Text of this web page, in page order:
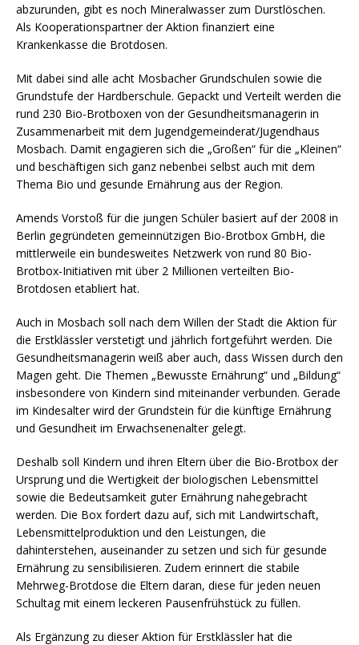
abzurunden, gibt es noch Mineralwasser zum Durstlöschen.
Als Kooperationspartner der Aktion finanziert eine
Krankenkasse die Brotdosen.
Mit dabei sind alle acht Mosbacher Grundschulen sowie die
Grundstufe der Hardberschule. Gepackt und Verteilt werden die
rund 230 Bio-Brotboxen von der Gesundheitsmanagerin in
Zusammenarbeit mit dem Jugendgemeinderat/Jugendhaus
Mosbach. Damit engagieren sich die „Großen“ für die „Kleinen“
und beschäftigen sich ganz nebenbei selbst auch mit dem
Thema Bio und gesunde Ernährung aus der Region.
Amends Vorstoß für die jungen Schüler basiert auf der 2008 in
Berlin gegründeten gemeinnützigen Bio-Brotbox GmbH, die
mittlerweile ein bundesweites Netzwerk von rund 80 Bio-
Brotbox-Initiativen mit über 2 Millionen verteilten Bio-
Brotdosen etabliert hat.
Auch in Mosbach soll nach dem Willen der Stadt die Aktion für
die Erstklässler verstetigt und jährlich fortgeführt werden. Die
Gesundheitsmanagerin weiß aber auch, dass Wissen durch den
Magen geht. Die Themen „Bewusste Ernährung“ und „Bildung“
insbesondere von Kindern sind miteinander verbunden. Gerade
im Kindesalter wird der Grundstein für die künftige Ernährung
und Gesundheit im Erwachsenenalter gelegt.
Deshalb soll Kindern und ihren Eltern über die Bio-Brotbox der
Ursprung und die Wertigkeit der biologischen Lebensmittel
sowie die Bedeutsamkeit guter Ernährung nahegebracht
werden. Die Box fordert dazu auf, sich mit Landwirtschaft,
Lebensmittelproduktion und den Leistungen, die
dahinterstehen, auseinander zu setzen und sich für gesunde
Ernährung zu sensibilisieren. Zudem erinnert die stabile
Mehrweg-Brotdose die Eltern daran, diese für jeden neuen
Schultag mit einem leckeren Pausenfrühstück zu füllen.
Als Ergänzung zu dieser Aktion für Erstklässler hat die